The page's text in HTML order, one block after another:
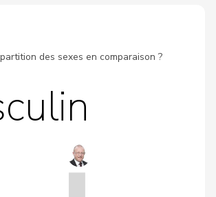
des sexes en comparaison ?